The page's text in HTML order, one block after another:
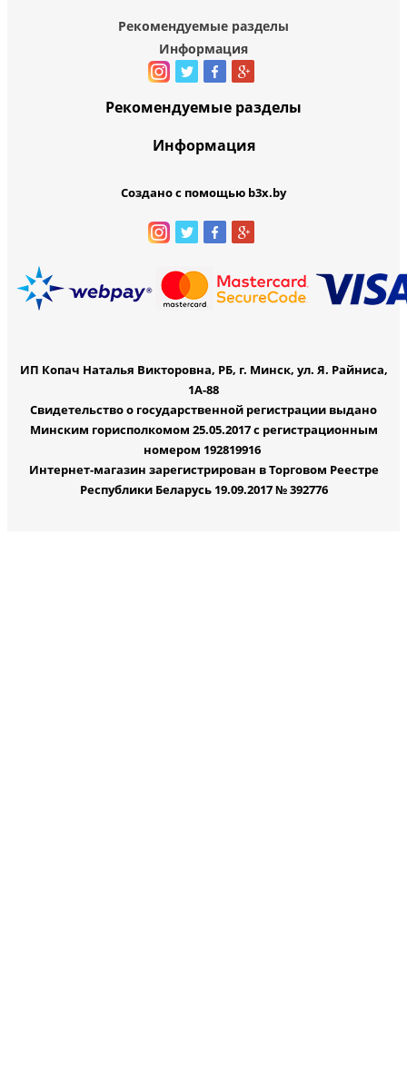
Рекомендуемые разделы
Информация
Рекомендуемые разделы
Информация
Создано с помощью b3x.by
ИП Копач Наталья Викторовна, РБ, г. Минск, ул. Я. Райниса,
1А-88
Свидетельство о государственной регистрации выдано
Минским горисполкомом 25.05.2017 с регистрационным
номером 192819916
Интернет-магазин зарегистрирован в Торговом Реестре
Республики Беларусь 19.09.2017 № 392776